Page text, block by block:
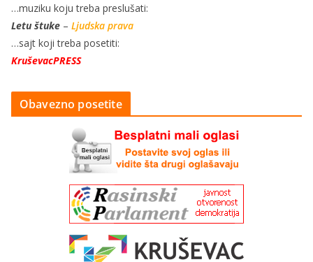
…muziku koju treba preslušati:
Letu štuke – Ljudska prava
…sajt koji treba posetiti:
KruševacPRESS
Obavezno posetite